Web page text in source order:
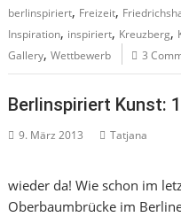
berlinspiriert, Freizeit,
Inspiration, inspiriert, Kreuzberg,
Gallery,Wettbewerb 3
Berlinspiriert Kunst:
9. März 2013 Tatjana
wieder da! Wie schon im
Oberbaumbrücke im